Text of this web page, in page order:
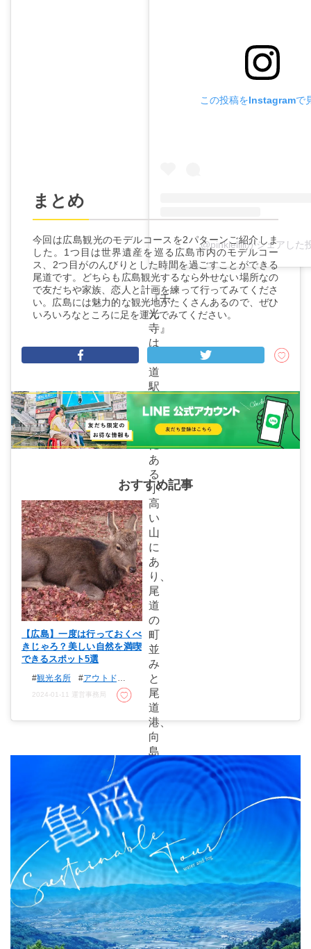
この投稿をInstagramで
@pinkielllllがシェアした
『千
光
寺』
は
道
駅
北
側
に
あ
る
小
高
い
山
に
あ
り、
尾
道
の
町
並
み
と
尾
道
港、
向
島
な
ど
島々
を
一
望
す
る
こ
と
が
で
まとめ
今回は広島観光のモデルコースを2パターンご紹介しま
した。1つ目は世界遺産を巡る広島市内のモデルコー
ス、2つ目がのんびりとした時間を過ごすことができる
尾道です。どちらも広島観光するなら外せない場所なの
で友だちや家族、恋人と計画を練って行ってみてくださ
い。広島には魅力的な観光地がたくさんあるので、ぜひ
いろいろなところに足を運んでみてください。
おすすめ記事
【広島】一度は行っておくべ
きじゃろ？美しい自然を満喫
できるスポット5選
観光名所
アウトドア
絶景スポット
自然
2024-01-11 運営事務局